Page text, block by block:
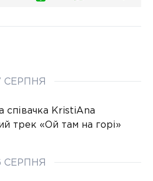
СЕРПНЯ
співачка KristiAna
трек «Ой там на горі»
СЕРПНЯ